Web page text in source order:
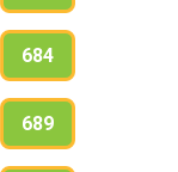
684
689